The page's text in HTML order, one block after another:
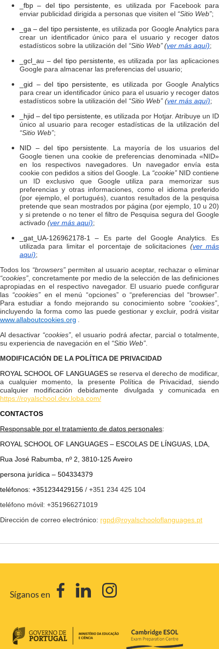
_fbp – del tipo persistente,es utilizada por Facebook para
enviar publicidad dirigida a personas que visiten el “Sitio Web”;
_ga – del tipo persistente, es utilizada por Google Analytics para
crear un identificador único para el usuario y recoger datos
estadísticos sobre la utilización del “Sitio Web”(ver más aquí);
_gcl_au – del tipo persistente, es utilizada por las aplicaciones
Google para almacenar las preferencias del usuario;
_gid – del tipo persistente, es utilizada por Google Analytics
para crear un identificador único para el usuario y recoger datos
estadísticos sobre la utilización del “Sitio Web” (ver más aquí);
_hjid – del tipo persistente, es utilizada por Hotjar. Atribuye un ID
único al usuario para recoger estadísticas de la utilización del
“Sitio Web”;
NID – del tipo persistente. La mayoría de los usuarios del
Google tienen una cookie de preferencias denominada «NID»
en los respectivos navegadores. Un navegador envía esta
cookie con pedidos a sitios del Google. La “cookie” NID contiene
un ID exclusivo que Google utiliza para memorizar sus
preferencias y otras informaciones, como el idioma preferido
(por ejemplo, el portugués), cuantos resultados de la pesquisa
pretende que sean mostrados por página (por ejemplo, 10 u 20)
y si pretende o no tener el filtro de Pesquisa segura del Google
activado (ver más aquí);
_gat_UA-126962178-1 – Es parte del Google Analytics. Es
utilizada para limitar el porcentaje de solicitaciones (ver más
aquí);
Todos los “browsers” permiten al usuario aceptar, rechazar o eliminar
“cookies” , concretamente por medio de la selección de las definiciones
apropiadas en el respectivo navegador. El usuario puede configurar
las “cookies” en el menú “opciones” o “preferencias del “browser”.
Para estudiar a fondo mejorando su conocimiento sobre “cookies”
incluyendo la forma como las puede gestionar y excluir, podrá visitar
www.allaboutcookies.org
Al desactivar “cookies” , el usuario podrá afectar, parcial o totalmente,
su experiencia de navegación en el “Sitio Web”
MODIFICACIÓN DE LA POLÍTICA DE PRIVACIDAD
ROYAL SCHOOL OF LANGUAGES se reserva el derecho de modificar,
a cualquier momento, la presente Política de Privacidad, siendo
cualquier modificación debidamente divulgada y comunicada en
https://royalschool.dev.loba.com/
CONTACTOS
Responsable por el tratamiento de datos personales:
ROYAL SCHOOL OF LANGUAGES – ESCOLAS DE LÍNGUAS, LDA,
Rua José Rabumba, nº 2, 3810-125 Aveiro
persona jurídica – 504334379
teléfonos: +351234429156 / +351 234 425 104
teléfono móvil: +351966271019
Dirección de correo electrónico: rgpd@royalschooloflanguages.pt
Síganos en